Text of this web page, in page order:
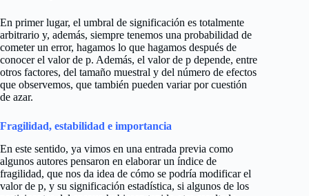
En primer lugar, el umbral de significación es totalmente
arbitrario y, además, siempre tenemos una probabilidad de
cometer un error, hagamos lo que hagamos después de
conocer el valor de p. Además, el valor de p depende, entre
otros factores, del tamaño muestral y del número de efectos
que observemos, que también pueden variar por cuestión
de azar.
Fragilidad, estabilidad e importancia
En este sentido, ya vimos en una entrada previa como
algunos autores pensaron en elaborar un índice de
fragilidad, que nos da idea de cómo se podría modificar el
valor de p, y su significación estadística, si algunos de los